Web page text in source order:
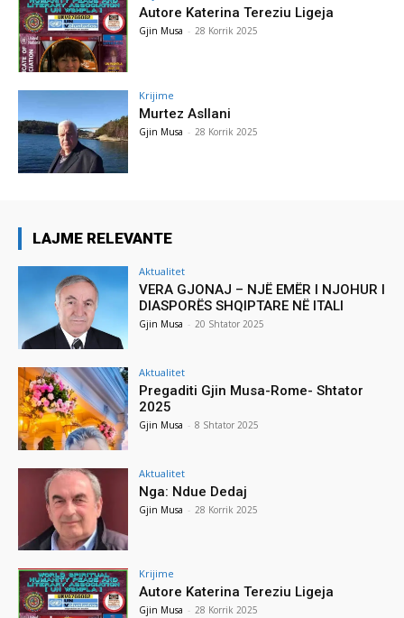
Autore Katerina Tereziu Ligeja
Gjin Musa - 28 Korrik 2025
Krijime
Murtez Asllani
Gjin Musa - 28 Korrik 2025
LAJME RELEVANTE
Aktualitet
VERA GJONAJ – NJË EMËR I NJOHUR I
DIASPORËS SHQIPTARE NË ITALI
Gjin Musa - 20 Shtator 2025
Aktualitet
Pregaditi Gjin Musa-Rome- Shtator
2025
Gjin Musa - 8 Shtator 2025
Aktualitet
Nga: Ndue Dedaj
Gjin Musa - 28 Korrik 2025
Krijime
Autore Katerina Tereziu Ligeja
Gjin Musa - 28 Korrik 2025